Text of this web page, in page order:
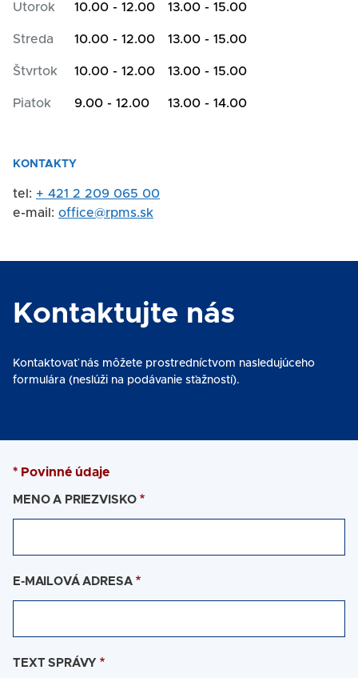
Utorok 10.00 - 12.00 13.00 - 15.00
Streda 10.00 - 12.00 13.00 - 15.00
Štvrtok 10.00 - 12.00 13.00 - 15.00
Piatok 9.00 - 12.00 13.00 - 14.00
KONTAKTY
tel: + 421 2 209 065 00
e-mail: office@rpms.sk
Kontaktujte nás
Kontaktovať nás môžete prostredníctvom nasledujúceho
formulára (neslúži na podávanie sťažností).
* Povinné údaje
MENO A PRIEZVISKO
E-MAILOVÁ ADRESA
TEXT SPRÁVY